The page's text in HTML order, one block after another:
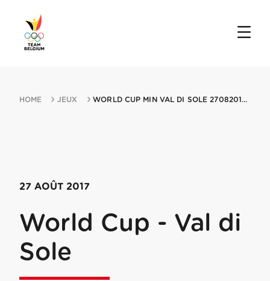
HOME JEUX WORLD CUP MIN VAL DI SOLE 27082017 VAL DI SOLE
27 AOÛT 2017
World Cup - Val di
Sole